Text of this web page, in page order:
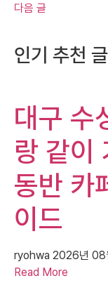
다음 글
인기 추천 글
대구 수
랑 같이
동반 카
이드
ryohwa 2026년 08
Read More